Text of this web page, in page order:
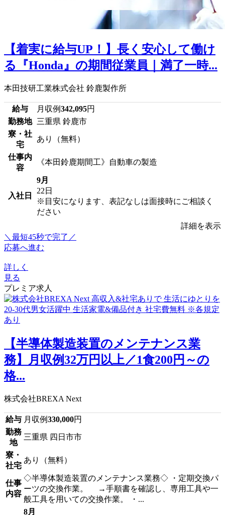
【着実に給与UP！】長く安心して働け
る『Honda』の期間従業員｜満了一時...
本田技研工業株式会社 鈴鹿製作所
給与 月収例342,095円
勤務地 三重県 鈴鹿市
寮・社
宅
あり（無料）
仕事内
容
《本田鈴鹿期間工》自動車の製造
入社日
9月
22日
※目安になります、表記なしは面接時にご相談く
ださい
詳細を表示
＼最短45秒で完了／
応募へ進む
詳しく
見る
プレミア求人
【半導体製造装置のメンテナンス業
務】月収例32万円以上／1食200円～の
格...
株式会社BREXA Next
給与 月収例330,000円
勤務
地
三重県 四日市市
寮・
社宅
あり（無料）
仕事
内容
◇半導体製造装置のメンテナンス業務◇ ・定期交換パ
ーツの交換作業。 →手順書を確認し、専用工具や一
般工具を用いての交換作業。 ・...
8月